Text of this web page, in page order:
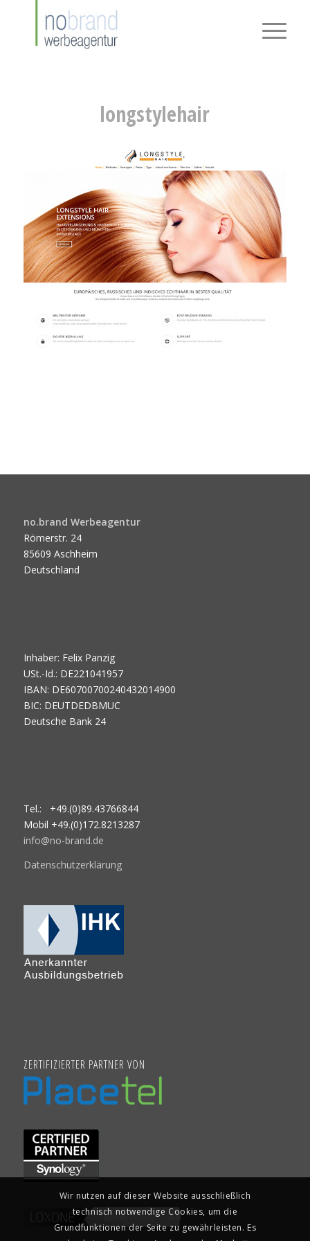
longstylehair
no.brand Werbeagentur
Römerstr. 24
85609 Aschheim
Deutschland
Inhaber: Felix Panzig
USt.-Id.: DE221041957
IBAN: DE60700700240432014900
BIC: DEUTDEDBMUC
Deutsche Bank 24
Tel.: +49.(0)89.43766844
Mobil +49.(0)172.8213287
info@no-brand.de
Datenschutzerklärung
ZERTIFIZIERTER PARTNER VON
Wir nutzen auf dieser Website ausschließlich
technisch notwendige Cookies, um die
Grundfunktionen der Seite zu gewährleisten. Es